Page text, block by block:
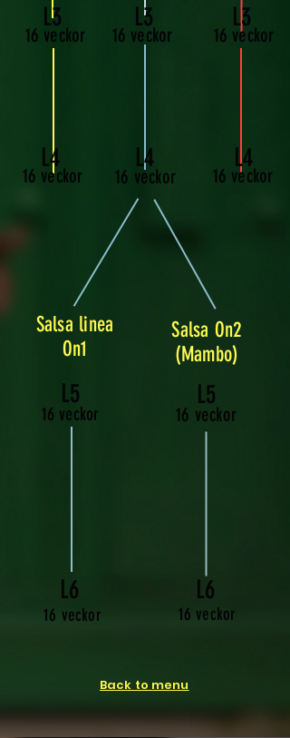
L3
16 veckor
L3
16 veckor
L3
16 veckor
L4
16 veckor
L4
16 veckor
L4
16 veckor
Salsa linea
On1
L5
16 veckor
Salsa On2
(Mambo)
L5
16 veckor
L6
16 veckor
L6
16 veckor
Back to menu